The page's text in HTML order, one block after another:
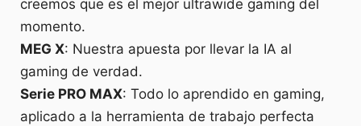
creemos que es el mejor ultrawide gaming del
momento.
MEG X: Nuestra apuesta por llevar la IA al
gaming de verdad.
Serie PRO MAX: Todo lo aprendido en gaming,
aplicado a la herramienta de trabajo perfecta